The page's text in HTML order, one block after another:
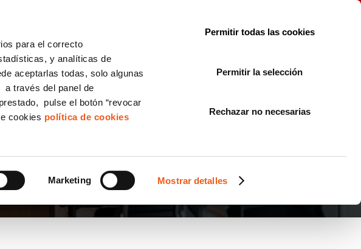
para el correcto
y analíticas de
aceptarlas todas, solo algunas
a través del panel de
pulse el botón “revocar
cookies política de cookies
Marketing Mostrar detalles
Permitir todas las cookies
Permitir la selección
Rechazar no necesarias
CANAL DENUNCIAS